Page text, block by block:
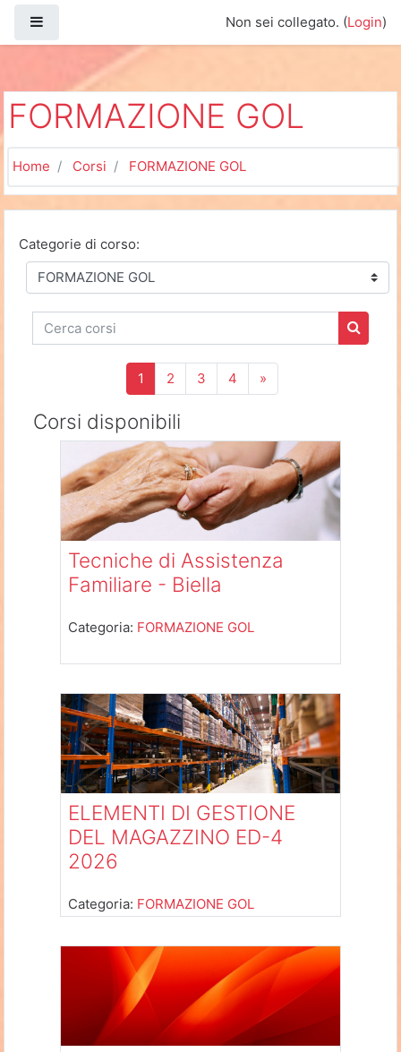
Non sei collegato. (Login)
FORMAZIONE GOL
Home Corsi FORMAZIONE GOL
Categorie di corso:
Cerca corsi
Cerca
1 (zttuale)
2 3 4 »Successivo
Corsi disponibili
Tecniche di Assistenza
Familiare - Biella
Categoria: FORMAZIONE GOL
ELEMENTI DI GESTIONE
DEL MAGAZZINO ED-4
2026
Categoria: FORMAZIONE GOL